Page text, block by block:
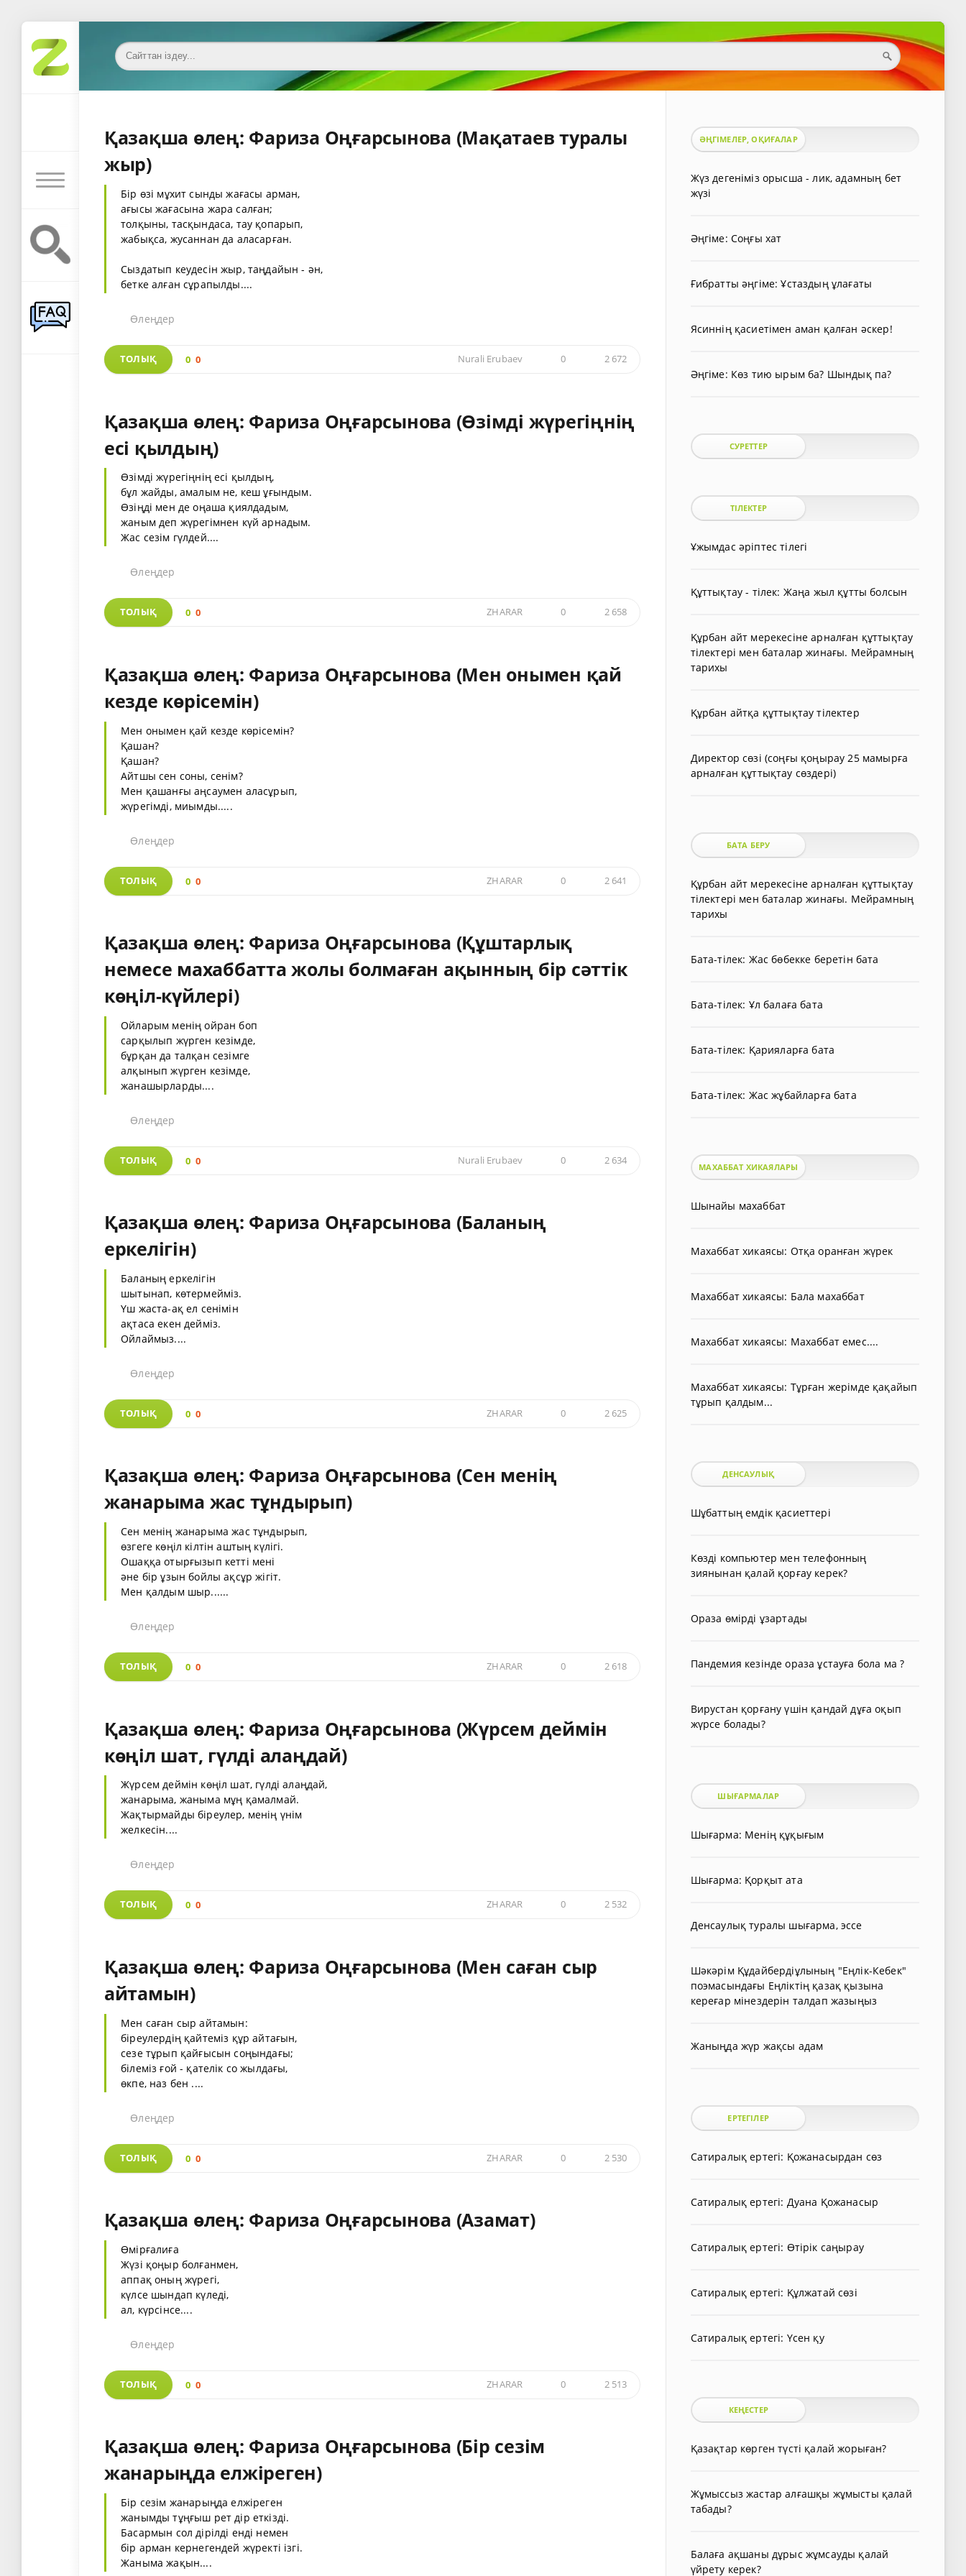
Қазақша өлең: Фариза Оңғарсынова (Мақатаев туралы
жыр)
Бір өзі мұхит сынды жағасы арман,
ағысы жағасына жара салған;
толқыны, тасқындаса, тау қопарып,
жабықса, жусаннан да аласарған.
Сыздатып кеудесін жыр, таңдайын - ән,
бетке алған сұрапылды....
Өлеңдер
ТОЛЫҚ 0 0 Nurali Erubaev 0 2 672
Қазақша өлең: Фариза Оңғарсынова (Өзімді жүрегіңнің
есі қылдың)
Өзімді жүрегіңнің есі қылдың,
бұл жайды, амалым не, кеш ұғындым.
Өзіңді мен де оңаша қиялдадым,
жаным деп жүрегімнен күй арнадым.
Жас сезім гүлдей....
Өлеңдер
ТОЛЫҚ 0 0 ZHARAR 0 2 658
Қазақша өлең: Фариза Оңғарсынова (Мен онымен қай
кезде көрісемін)
Мен онымен қай кезде көрісемін?
Қашан?
Қашан?
Айтшы сен соны, сенім?
Мен қашанғы аңсаумен аласұрып,
жүрегімді, миымды.....
Өлеңдер
ТОЛЫҚ 0 0 ZHARAR 0 2 641
Қазақша өлең: Фариза Оңғарсынова (Құштарлық
немесе махаббатта жолы болмаған ақынның бір сәттік
көңіл-күйлері)
Ойларым менің ойран боп
сарқылып жүрген кезімде,
бұрқан да талқан сезімге
алқынып жүрген кезімде,
жанашырларды....
Өлеңдер
ТОЛЫҚ 0 0 Nurali Erubaev 0 2 634
Қазақша өлең: Фариза Оңғарсынова (Баланың
еркелігін)
Баланың еркелігін
шытынап, көтермейміз.
Үш жаста-ақ ел сенімін
ақтаса екен дейміз.
Ойлаймыз....
Өлеңдер
ТОЛЫҚ 0 0 ZHARAR 0 2 625
Қазақша өлең: Фариза Оңғарсынова (Сен менің
жанарыма жас тұндырып)
Сен менің жанарыма жас тұндырып,
өзгеге көңіл кілтін аштың күлігі.
Ошаққа отырғызып кетті мені
әне бір ұзын бойлы ақсұр жігіт.
Мен қалдым шыр......
Өлеңдер
ТОЛЫҚ 0 0 ZHARAR 0 2 618
Қазақша өлең: Фариза Оңғарсынова (Жүрсем деймін
көңіл шат, гүлді алаңдай)
Жүрсем деймін көңіл шат, гүлді алаңдай,
жанарыма, жаныма мұң қамалмай.
Жақтырмайды біреулер, менің үнім
желкесін....
Өлеңдер
ТОЛЫҚ 0 0 ZHARAR 0 2 532
Қазақша өлең: Фариза Оңғарсынова (Мен саған сыр
айтамын)
Мен саған сыр айтамын:
біреулердің қайтеміз құр айтағын,
сезе тұрып қайғысын соңындағы;
білеміз ғой - қателік со жылдағы,
өкпе, наз бен ....
Өлеңдер
ТОЛЫҚ 0 0 ZHARAR 0 2 530
Қазақша өлең: Фариза Оңғарсынова (Азамат)
Өмірғалиға
Жүзі қоңыр болғанмен,
аппақ оның жүрегі,
күлсе шындап күледі,
ал, күрсінсе....
Өлеңдер
ТОЛЫҚ 0 0 ZHARAR 0 2 513
Қазақша өлең: Фариза Оңғарсынова (Бір сезім
жанарыңда елжіреген)
Бір сезім жанарыңда елжіреген
жанымды тұңғыш рет дір еткізді.
Басармын сол дірілді енді немен
бір арман кернегендей жүректі ізгі.
Жаныма жақын....
ӘҢГІМЕЛЕР, ОҚИҒАЛАР
Жүз дегеніміз орысша - лик, адамның бет
жүзі
Әңгіме: Соңғы хат
Ғибратты әңгіме: Ұстаздың ұлағаты
Ясиннің қасиетімен аман қалған әскер!
Әңгіме: Көз тию ырым ба? Шындық па?
СУРЕТТЕР
ТІЛЕКТЕР
Ұжымдас әріптес тілегі
Құттықтау - тілек: Жаңа жыл құтты болсын
Құрбан айт мерекесіне арналған құттықтау
тілектері мен баталар жинағы. Мейрамның
тарихы
Құрбан айтқа құттықтау тілектер
Директор сөзі (соңғы қоңырау 25 мамырға
арналған құттықтау сөздері)
БАТА БЕРУ
Құрбан айт мерекесіне арналған құттықтау
тілектері мен баталар жинағы. Мейрамның
тарихы
Бата-тілек: Жас бөбекке беретін бата
Бата-тілек: Ұл балаға бата
Бата-тілек: Қарияларға бата
Бата-тілек: Жас жұбайларға бата
МАХАББАТ ХИКАЯЛАРЫ
Шынайы махаббат
Махаббат хикаясы: Отқа оранған жүрек
Махаббат хикаясы: Бала махаббат
Махаббат хикаясы: Махаббат емес....
Махаббат хикаясы: Тұрған жерімде қақайып
тұрып қалдым...
ДЕНСАУЛЫҚ
Шұбаттың емдік қасиеттері
Көзді компьютер мен телефонның
зиянынан қалай қорғау керек?
Ораза өмірді ұзартады
Пандемия кезінде ораза ұстауға бола ма ?
Вирустан қорғану үшін қандай дұға оқып
жүрсе болады?
ШЫҒАРМАЛАР
Шығарма: Менің құқығым
Шығарма: Қорқыт ата
Денсаулық туралы шығарма, эссе
Шәкәрім Құдайбердіұлының "Еңлік-Кебек"
поэмасындағы Еңліктің қазақ қызына
кереғар мінездерін талдап жазыңыз
Жаныңда жүр жақсы адам
ЕРТЕГІЛЕР
Сатиралық ертегі: Қожанасырдан сөз
Сатиралық ертегі: Дуана Қожанасыр
Сатиралық ертегі: Өтірік саңырау
Сатиралық ертегі: Құлжатай сөзі
Сатиралық ертегі: Үсен қу
КЕҢЕСТЕР
Қазақтар көрген түсті қалай жорыған?
Жұмыссыз жастар алғашқы жұмысты қалай
табады?
Балаға ақшаны дұрыс жұмсауды қалай
үйрету керек?